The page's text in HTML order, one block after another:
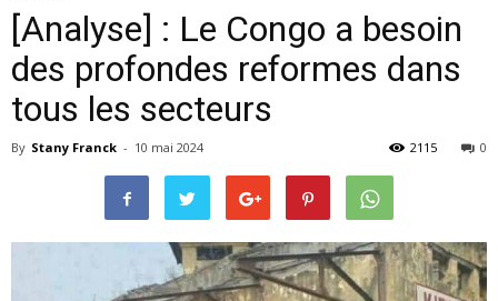
[Analyse] : Le Congo a besoin
des profondes reformes dans
tous les secteurs
By Stany Franck - 10 mai 2024 0
2115